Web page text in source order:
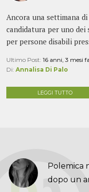
Ancora una settimana
candidatura per uno
per persone disabili
Ultimo Post:16 anni, 3 mesi fa
Di:Annalisa Di Palo
LEGGI TUTTO
Polemica
dopo un